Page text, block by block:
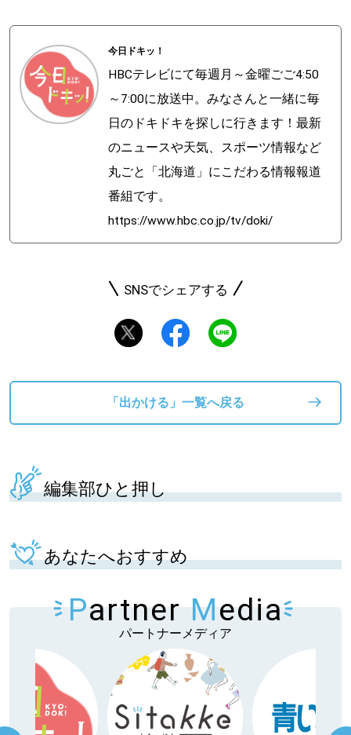
今日ドキッ！
HBCテレビにて毎週月～金曜ごご4:50
～7:00に放送中。みなさんと一緒に毎
日のドキドキを探しに行きます！最新
のニュースや天気、スポーツ情報など
丸ごと「北海道」にこだわる情報報道
番組です。
https://www.hbc.co.jp/tv/doki/
SNSでシェアする
「出かける」一覧へ戻る
編集部ひと押し
あなたへおすすめ
Partner Media
パートナーメディア